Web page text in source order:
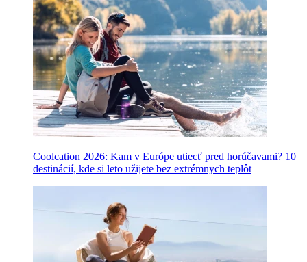
Coolcation 2026: Kam v Európe utiecť pred horúčavami? 10
destinácií, kde si leto užijete bez extrémnych teplôt